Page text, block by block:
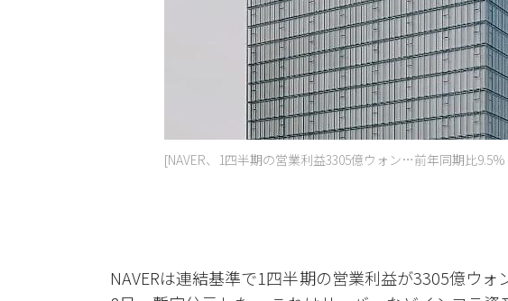
[NAVER、1四半期の営業利益3305億ウォン…前年同期比
NAVERは連結基準で1四半期の営業利益が3305億ウ